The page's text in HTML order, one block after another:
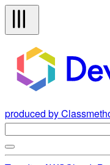
produced by